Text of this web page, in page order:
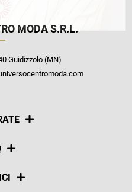
MODA S.R.L.
Guidizzolo (MN)